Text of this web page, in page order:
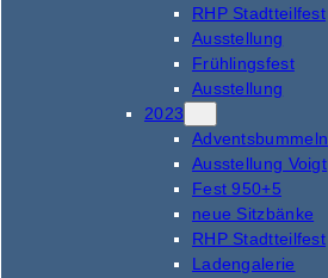
RHP Stadtteilfest
Ausstellung
Frühlingsfest
Ausstellung
2023
Adventsbummeln
Ausstellung Voigt
Fest 950+5
neue Sitzbänke
RHP Stadtteilfest
Ladengalerie